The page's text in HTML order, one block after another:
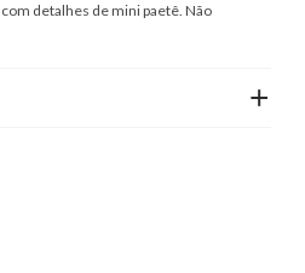
detalhes de mini paetê. Não
+